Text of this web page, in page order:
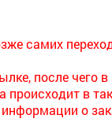
самих
после чего
в
о